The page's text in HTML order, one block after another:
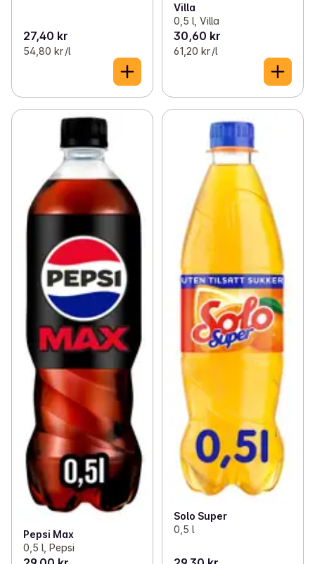
27,40 kr
54,80 kr /l
Villa
0,5 l, Villa
30,60 kr
61,20 kr /l
Pepsi Max
0,5 l, Pepsi
Solo Super
0,5 l